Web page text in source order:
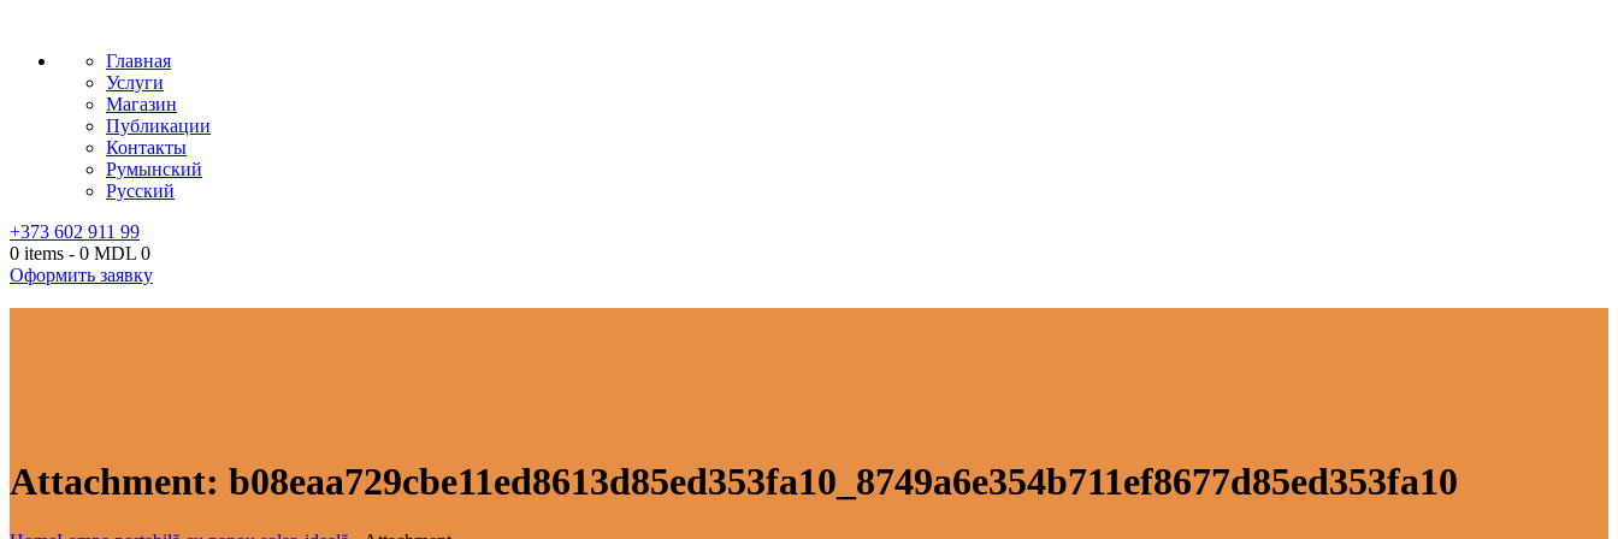
Главная
Услуги
Магазин
Публикации
Контакты
Румынский
Русский
+373 602 911 99
0 items - 0 MDL 0
Оформить заявку
Attachment: b08eaa729cbe11ed8613d85ed353fa10_8749a6e354b711ef8677d85ed353fa10